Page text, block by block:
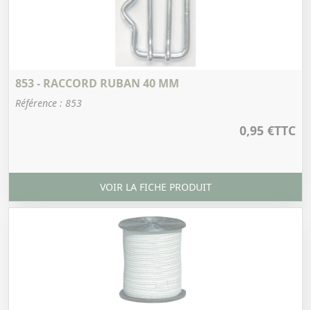
853 - RACCORD RUBAN 40 MM
Référence : 853
0,95 €TTC
VOIR LA FICHE PRODUIT